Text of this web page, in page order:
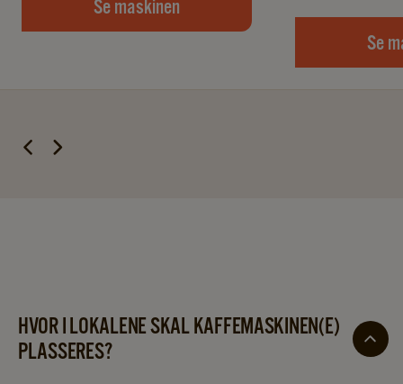
Se maskinen
Se
HVOR I LOKALENE SKAL KAFFEMASKINEN(E)
PLASSERES?